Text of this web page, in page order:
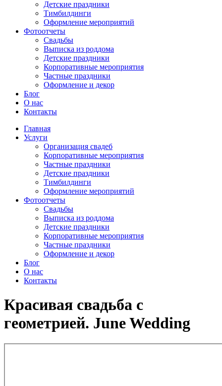
Детские праздники
Тимбилдинги
Оформление мероприятий
Фотоотчеты
Cвадьбы
Выписка из роддома
Детские праздники
Корпоративные мероприятия
Частные праздники
Оформление и декор
Блог
О нас
Контакты
Главная
Услуги
Организация свадеб
Корпоративные мероприятия
Частные праздники
Детские праздники
Тимбилдинги
Оформление мероприятий
Фотоотчеты
Cвадьбы
Выписка из роддома
Детские праздники
Корпоративные мероприятия
Частные праздники
Оформление и декор
Блог
О нас
Контакты
Красивая свадьба с
геометрией. June Wedding